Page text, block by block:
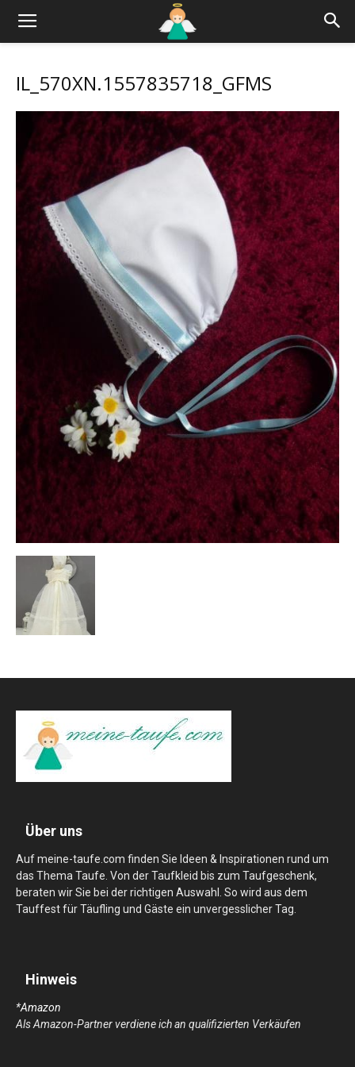
IL_570XN.1557835718_GFMS
Über uns
Auf meine-taufe.com finden Sie Ideen & Inspirationen rund um
das Thema Taufe. Von der Taufkleid bis zum Taufgeschenk,
beraten wir Sie bei der richtigen Auswahl. So wird aus dem
Tauffest für Täufling und Gäste ein unvergesslicher Tag.
Hinweis
*Amazon
Als Amazon-Partner verdiene ich an qualifizierten Verkäufen